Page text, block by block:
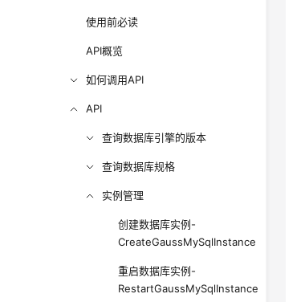
使用前必读
API概览
如何调用API
API
查询数据库引擎的版本
查询数据库规格
实例管理
创建数据库实例-
CreateGaussMySqlInstance
重启数据库实例-
RestartGaussMySqlInstance